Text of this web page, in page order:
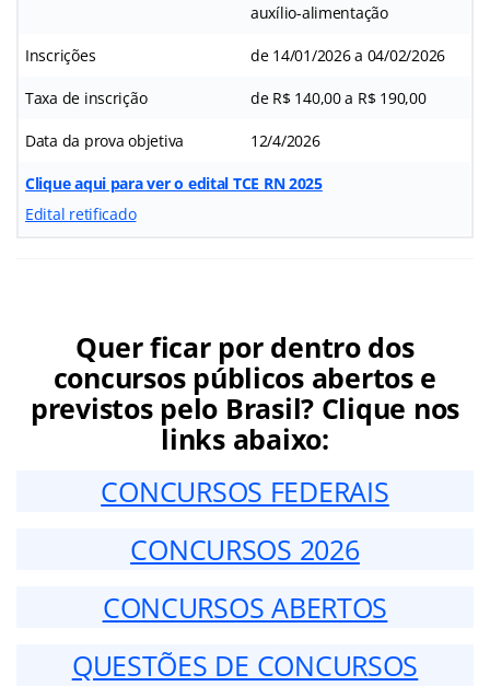
auxílio-alimentação
Inscrições de 14/01/2026 a 04/02/2026
Taxa de inscrição de R$ 140,00 a R$ 190,00
Data da prova objetiva 12/4/2026
Clique aqui para ver o edital TCE RN 2025
Edital retificado
Quer ficar por dentro dos
concursos públicos abertos e
previstos pelo Brasil? Clique nos
links abaixo:
CONCURSOS FEDERAIS
CONCURSOS 2026
CONCURSOS ABERTOS
QUESTÕES DE CONCURSOS